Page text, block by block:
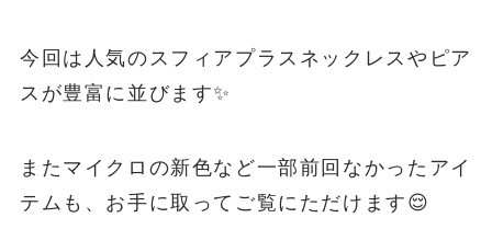
今回は人気のスフィアプラスネックレスやピア
スが豊富に並びます✨
またマイクロの新色など一部前回なかったアイ
テムも、お手に取ってご覧にただけます😌